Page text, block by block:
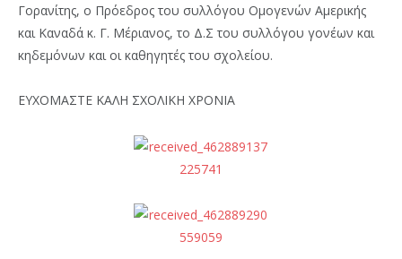
Γορανίτης, ο Πρόεδρος του συλλόγου Ομογενών Αμερικής
και Καναδά κ. Γ. Μέριανος, το Δ.Σ του συλλόγου γονέων και
κηδεμόνων και οι καθηγητές του σχολείου.
ΕΥΧΟΜΑΣΤΕ ΚΑΛΗ ΣΧΟΛΙΚΗ ΧΡΟΝΙΑ